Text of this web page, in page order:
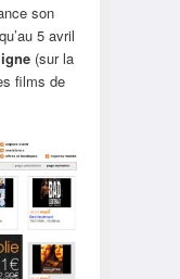
son
5 avril
(sur la
films de